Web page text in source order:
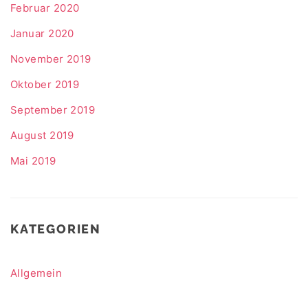
Februar 2020
Januar 2020
November 2019
Oktober 2019
September 2019
August 2019
Mai 2019
KATEGORIEN
Allgemein